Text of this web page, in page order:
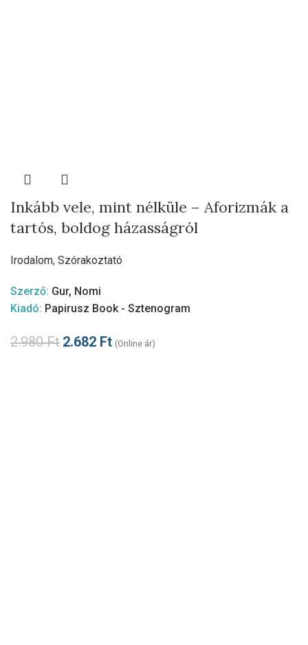
Inkább vele, mint nélküle – Aforizmák a
tartós, boldog házasságról
Irodalom, Szórakoztató
Szerző: Gur, Nomi
Kiadó: Papirusz Book - Sztenogram
2.980Ft 2.682 Ft (Online ár)